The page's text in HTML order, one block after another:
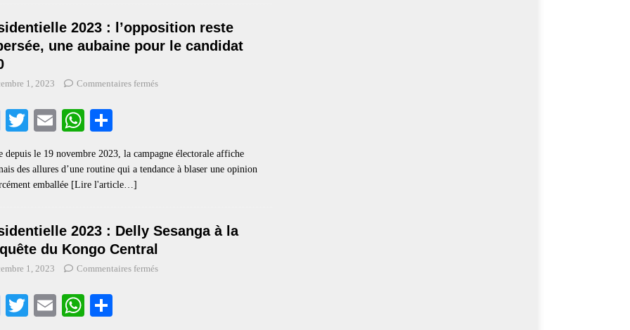
2023 : l’opposition reste
une aubaine pour le candidat
1, 2023 Commentaires fermés
Fa
bo
ok
T
tte
r
E
ail
W
ts
A
re
depuis le 19 novembre 2023, la campagne électorale affiche
des allures d’une routine qui a tendance à blaser une opinion
emballée [Lire l'article…]
2023 : Delly Sesanga à la
du Kongo Central
1, 2023 Commentaires fermés
Fa T
E
W